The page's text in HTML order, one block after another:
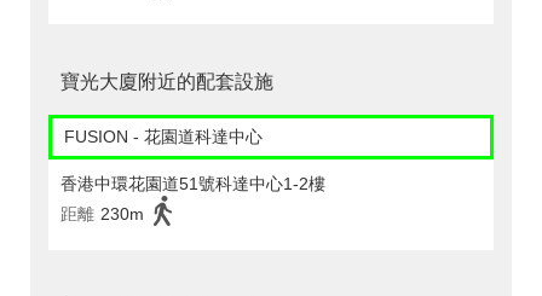
寶光大廈附近的配套設施
FUSION - 花園道科達中心
香港中環花園道51號科達中心1-2樓
距離 230m